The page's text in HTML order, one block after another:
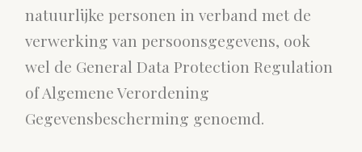
natuurlijke personen in verband met de
verwerking van persoonsgegevens, ook
wel de General Data Protection Regulation
of Algemene Verordening
Gegevensbescherming genoemd.